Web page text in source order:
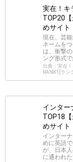
実在！キ
TOP20
めサイト
現在、芸
ネームを
は、衝撃
ング形式
出典：実在
RANK1[ラン
インター
TOP18
めサイト
インター
めに英語
が、日本
に通われ